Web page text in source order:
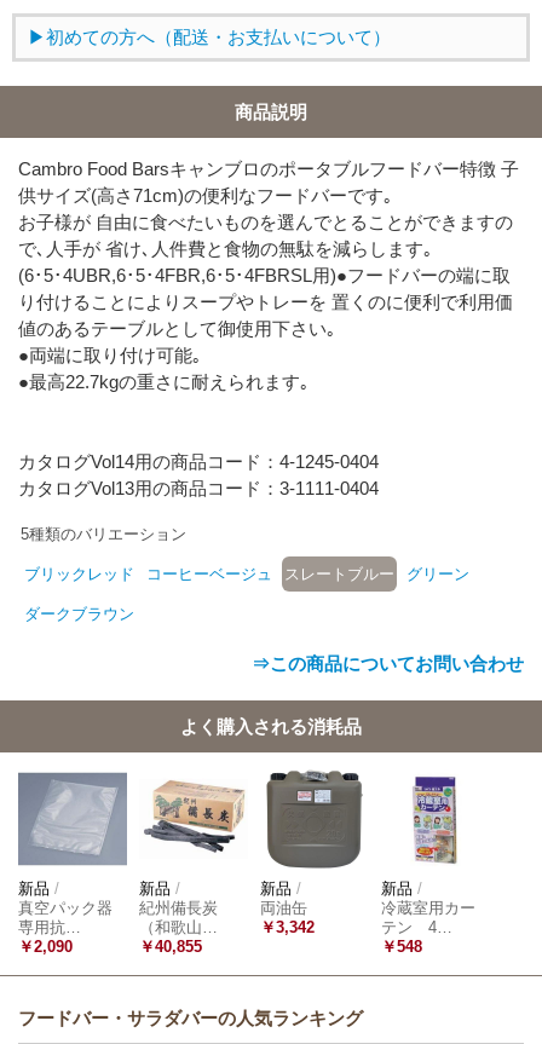
初めての方へ（配送・お支払いについて）
商品説明
Cambro Food Barsキャンブロのポータブルフードバー特徴 子
供サイズ(高さ71cm)の便利なフードバーです｡
お子様が 自由に食べたいものを選んでとることができますの
で､人手が 省け､人件費と食物の無駄を減らします｡
(6･5･4UBR,6･5･4FBR,6･5･4FBRSL用)●フードバーの端に取
り付けることによりスープやトレーを 置くのに便利で利用価
値のあるテーブルとして御使用下さい｡
●両端に取り付け可能｡
●最高22.7kgの重さに耐えられます｡
カタログVol14用の商品コード：4-1245-0404
カタログVol13用の商品コード：3-1111-0404
5種類のバリエーション
ブリックレッド コーヒーベージュ スレートブルー グリーン
ダークブラウン
⇒この商品についてお問い合わせ
よく購入される消耗品
新品 /
真空パック器
専用抗…
￥2,090
新品 /
紀州備長炭
（和歌山…
￥40,855
新品 /
両油缶
￥3,342
新品 /
冷蔵室用カー
テン 4…
￥548
フードバー・サラダバーの人気ランキング